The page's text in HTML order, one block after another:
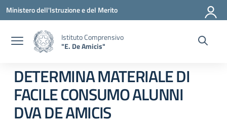
Vai ai contenuti
Vai al menu di navigazione
Vai al footer
Ministero dell'Istruzione e del Merito
Istituto Comprensivo
"E. De Amicis"
DETERMINA MATERIALE DI
FACILE CONSUMO ALUNNI
DVA DE AMICIS